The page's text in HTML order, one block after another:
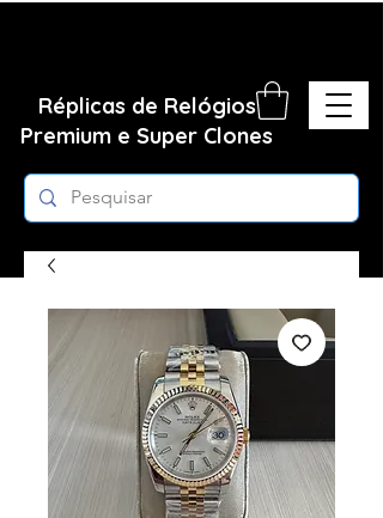
Réplicas de Relógios
Premium e Super Clones